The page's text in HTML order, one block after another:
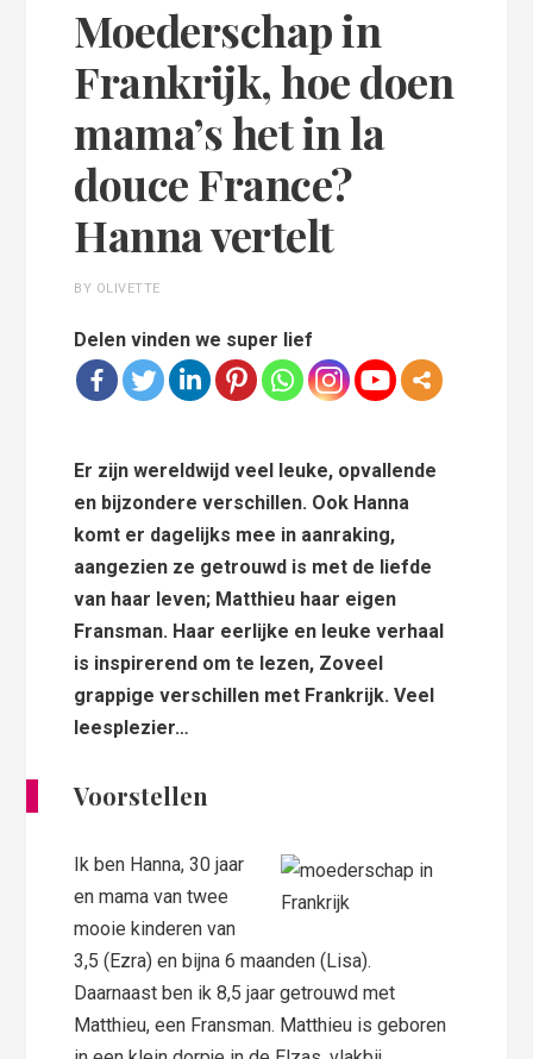
Moederschap in
Frankrijk, hoe doen
mama’s het in la
douce France?
Hanna vertelt
BY OLIVETTE
Delen vinden we super lief
Er zijn wereldwijd veel leuke, opvallende
en bijzondere verschillen. Ook Hanna
komt er dagelijks mee in aanraking,
aangezien ze getrouwd is met de liefde
van haar leven; Matthieu haar eigen
Fransman. Haar eerlijke en leuke verhaal
is inspirerend om te lezen, Zoveel
grappige verschillen met Frankrijk. Veel
leesplezier…
Voorstellen
Ik ben Hanna, 30 jaar
en mama van twee
mooie kinderen van
3,5 (Ezra) en bijna 6 maanden (Lisa).
Daarnaast ben ik 8,5 jaar getrouwd met
Matthieu, een Fransman. Matthieu is geboren